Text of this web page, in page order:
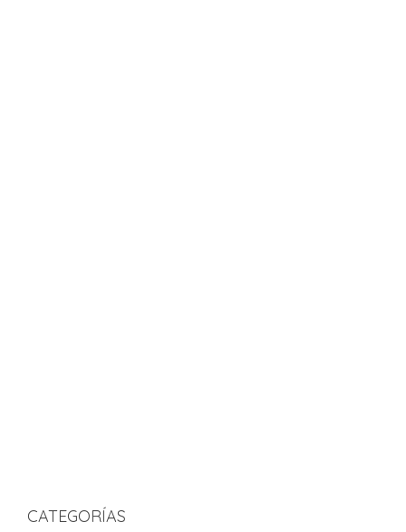
CATEGORÍAS